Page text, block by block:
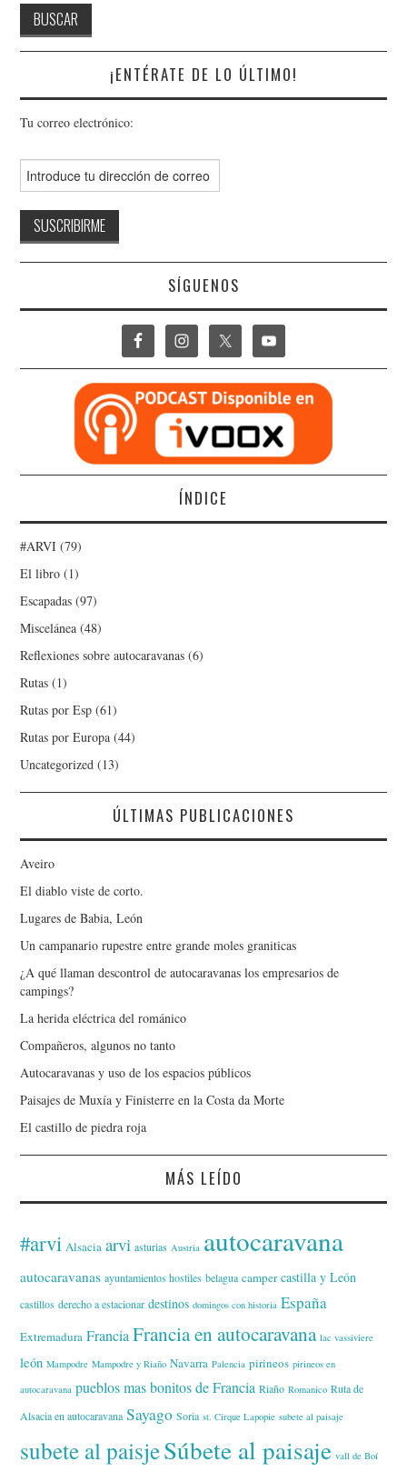
¡ENTÉRATE DE LO ÚLTIMO!
Tu correo electrónico:
SÍGUENOS
ÍNDICE
#ARVI (79)
El libro (1)
Escapadas (97)
Miscelánea (48)
Reflexiones sobre autocaravanas (6)
Rutas (1)
Rutas por Esp (61)
Rutas por Europa (44)
Uncategorized (13)
ÚLTIMAS PUBLICACIONES
Aveiro
El diablo viste de corto.
Lugares de Babia, León
Un campanario rupestre entre grande moles graniticas
¿A qué llaman descontrol de autocaravanas los empresarios de
campings?
La herida eléctrica del románico
Compañeros, algunos no tanto
Autocaravanas y uso de los espacios públicos
Paisajes de Muxía y Finisterre en la Costa da Morte
El castillo de piedra roja
MÁS LEÍDO
#arvi Alsacia arvi asturias Austria autocaravana
autocaravanas ayuntamientos hostiles belagua camper castilla y León
castillos derecho a estacionar destinos domingos con historia España
Extremadura Francia Francia en autocaravana lac vassiviere
león Mampodre Mampodre y Riaño Navarra Palencia pirineos pirineos en
autocaravana pueblos mas bonitos de Francia Riaño Romanico Ruta de
Alsacia en autocaravana Sayago Soria st. Cirque Lapopie subete al paisaje
subete al paisjeSúbete al paisaje vall de Boí